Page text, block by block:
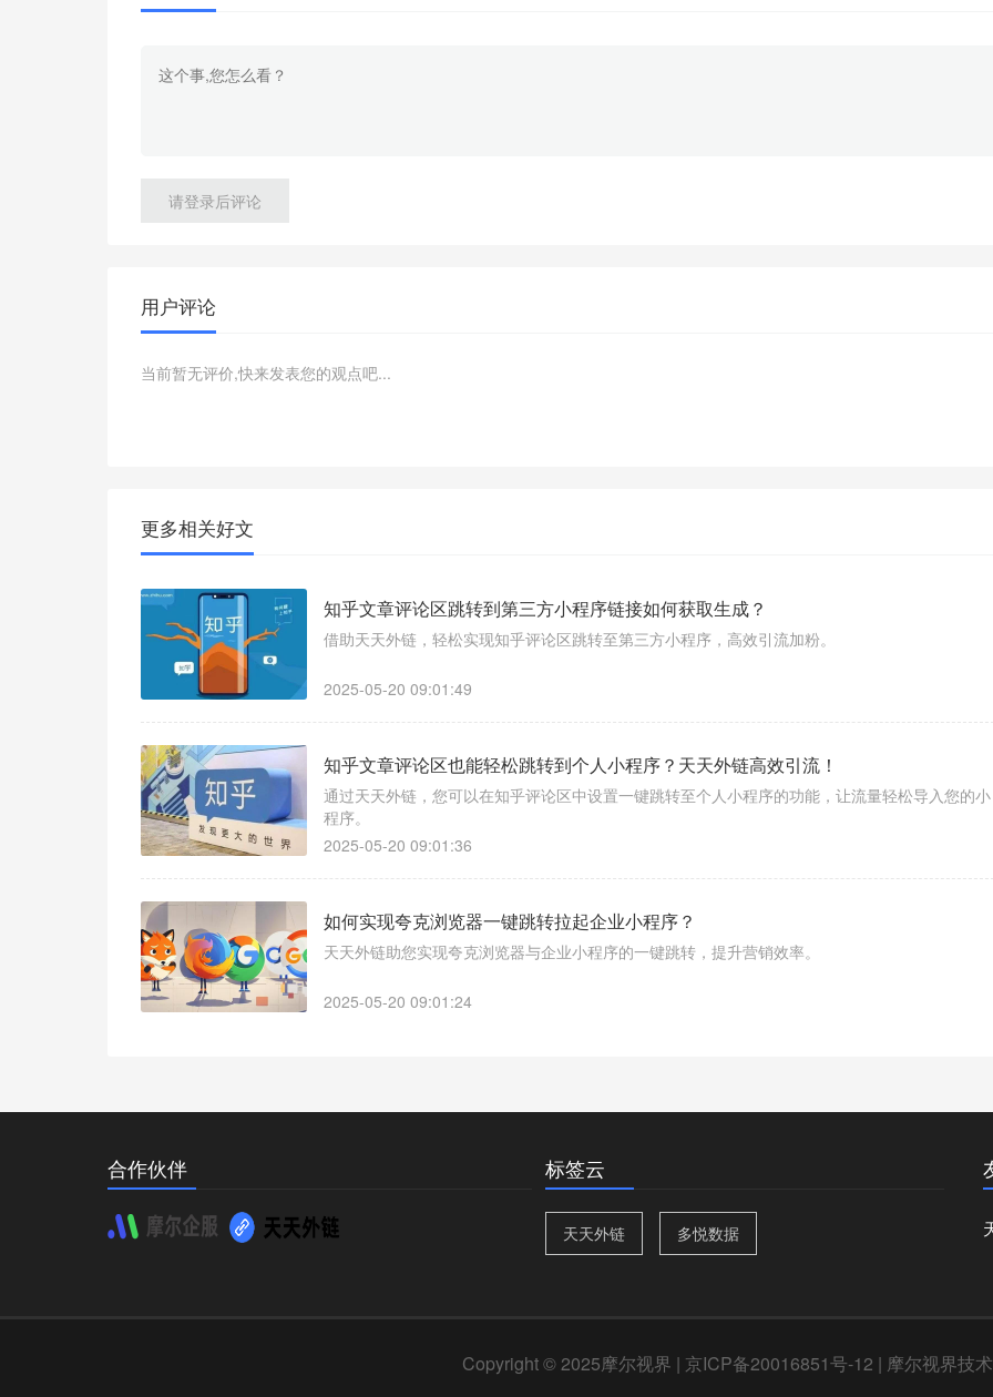
请登录后评论
用户评论
当前暂无评价,快来发表您的观点吧...
更多相关好文
知乎文章评论区跳转到第三方小程序链接如何获取生成？
借助天天外链，轻松实现知乎评论区跳转至第三方小程序，高效引流加粉。
2025-05-20 09:01:49
知乎文章评论区也能轻松跳转到个人小程序？天天外链高效引流！
通过天天外链，您可以在知乎评论区中设置一键跳转至个人小程序的功能，让流量轻松导入您的小
程序。
2025-05-20 09:01:36
如何实现夸克浏览器一键跳转拉起企业小程序？
天天外链助您实现夸克浏览器与企业小程序的一键跳转，提升营销效率。
2025-05-20 09:01:24
合作伙伴 标签云
天天外链 多悦数据
Copyright © 2025摩尔视界 | 京ICP备20016851号-12 | 摩尔视界技